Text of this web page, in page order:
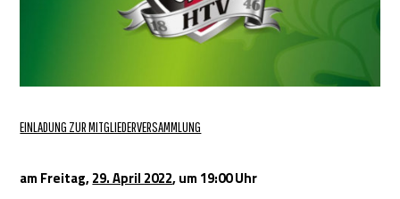
EINLADUNG ZUR MITGLIEDERVERSAMMLUNG
am Freitag,29. April 2022, um 19:00 Uhr